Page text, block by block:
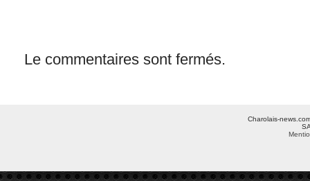
Le commentaires sont fermés.
Charolais-